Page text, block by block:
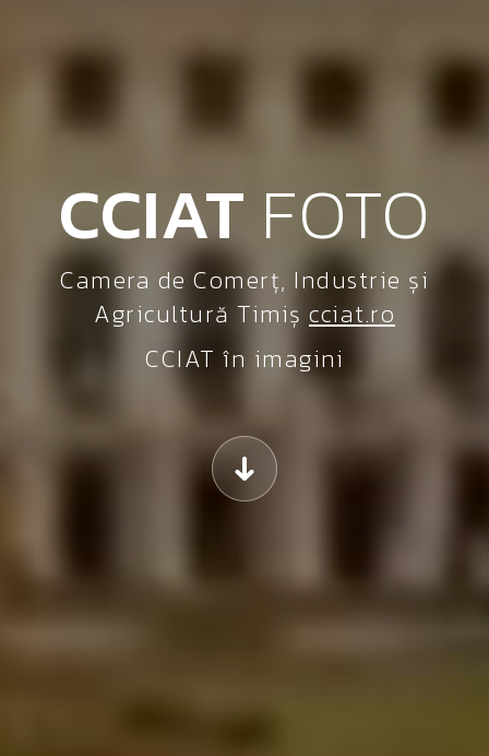
CCIAT FOTO
Camera de Comerț, Industrie și
Agricultură Timiș cciat.ro
CCIAT în imagini